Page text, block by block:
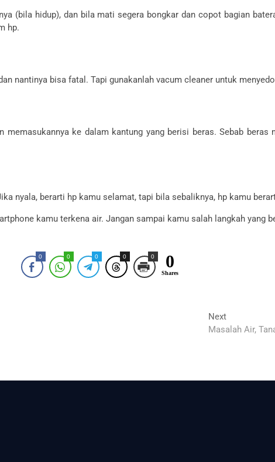
(bila hidup), dan bila mati segera bongkar dan copot bagian
hp.
nantinya bisa fatal. Tapi gunakanlah vacum cleaner untuk
ke dalam kantung yang berisi beras. Sebab beras
nyala, berarti hp kamu selamat, tapi bila sebaliknya, hp kamu
kamu terkena air. Jangan sampai kamu salah langkah yang
0 0 0 0 0 0
Shares
NextNext
post:
Masalah Air,